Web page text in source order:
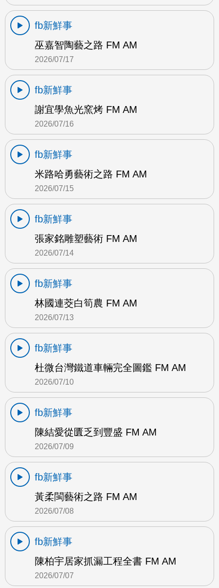
fb新鮮事
巫嘉智陶藝之路 FM AM
2026/07/17
fb新鮮事
謝宜學魚光窯烤 FM AM
2026/07/16
fb新鮮事
米路哈勇藝術之路 FM AM
2026/07/15
fb新鮮事
張家銘雕塑藝術 FM AM
2026/07/14
fb新鮮事
林國連茭白筍農 FM AM
2026/07/13
fb新鮮事
杜微台灣鐵道車輛完全圖鑑 FM AM
2026/07/10
fb新鮮事
陳結愛從匱乏到豐盛 FM AM
2026/07/09
fb新鮮事
黃柔閩藝術之路 FM AM
2026/07/08
fb新鮮事
陳柏宇居家抓漏工程全書 FM AM
2026/07/07